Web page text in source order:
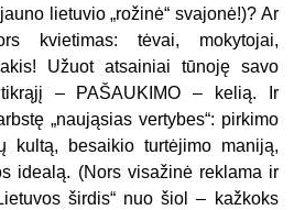
lietuvio „rožinė“ svajonė!)? Ar
kvietimas: tėvai, mokytojai,
Užuot atsainiai tūnoję savo
tikrąjį – PAŠAUKIMO – kelią. Ir
„naująsias vertybes“: pirkimo
kultą, besaikio turtėjimo maniją,
idealą. (Nors visažinė reklama ir
širdis“ nuo šiol – kažkoks